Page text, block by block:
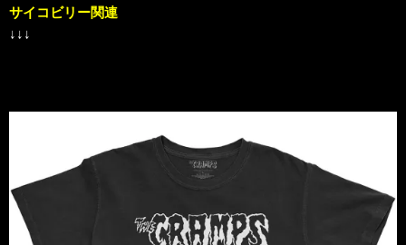
サイコビリー関連
↓↓↓